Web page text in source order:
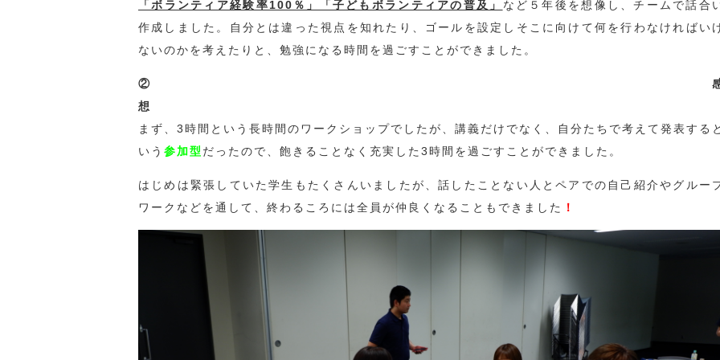
「ボランティア経験率100％」「子どもボランティアの普及」 など５年後を想像し、チームで話合
作成しました。自分とは違った視点を知れたり、ゴールを設定しそこに向けて何を行わなければい
ないのかを考えたりと、勉強になる時間を過ごすことができました。
②
想
まず、3時間という長時間のワークショップでしたが、講義だけでなく、自分たちで考えて発表すると
いう 参加型 だったので、飽きることなく充実した3時間を過ごすことができました。
はじめは緊張していた学生もたくさんいましたが、話したことない人とペアでの自己紹介やグルー
ワークなどを通して、終わるころには全員が仲良くなることもできました
！